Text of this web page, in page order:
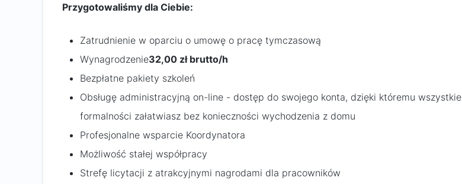
Przygotowaliśmy dla Ciebie:
Zatrudnienie w oparciu o umowę o pracę tymczasową
Wynagrodzenie32,00 zł brutto/h
Bezpłatne pakiety szkoleń
Obsługę administracyjną on-line - dostęp do swojego konta, dzięki któremu wszystkie
formalności załatwiasz bez konieczności wychodzenia z domu
Profesjonalne wsparcie Koordynatora
Możliwość stałej współpracy
Strefę licytacji z atrakcyjnymi nagrodami dla pracowników